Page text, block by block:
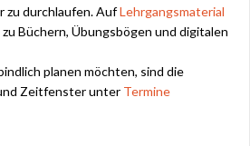
zu durchlaufen. AufLehrgangsmaterial
Büchern, Übungsbögen und digitalen
planen möchten, sind die
Zeitfenster unter Termine